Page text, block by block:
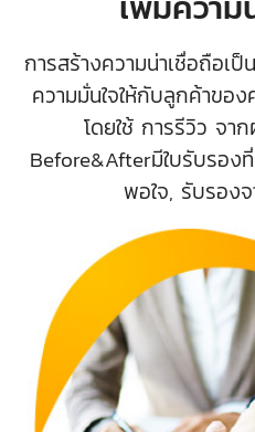
การสร้างความน่าเชื่อถือเ
ความมั่นใจให้กับลูกค้าขอ
โดยใช้ การรีวิว จา
Before&Afterมีใบรับรอ
พอใจ, รับรอง